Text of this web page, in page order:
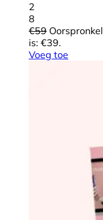
2
8
€59
is: €39.
Voeg toe